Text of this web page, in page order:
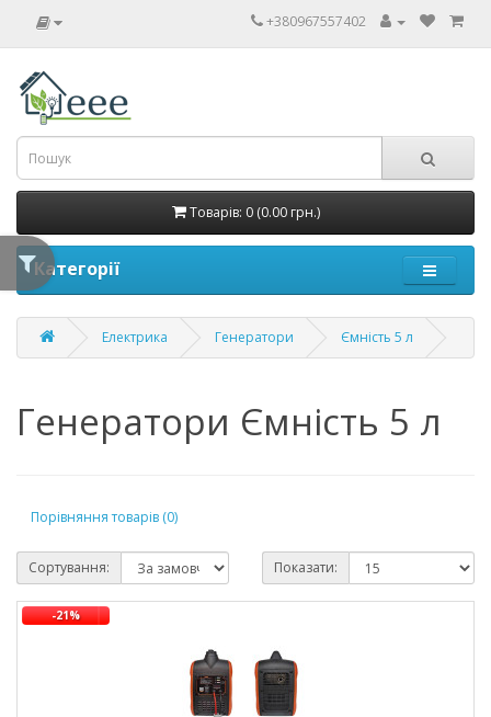
+380967557402
Товарів: 0 (0.00 грн.)
Категорії
Електрика Генератори Ємність 5 л
Генератори Ємність 5 л
Порівняння товарів (0)
Сортування: Показати:
-21%